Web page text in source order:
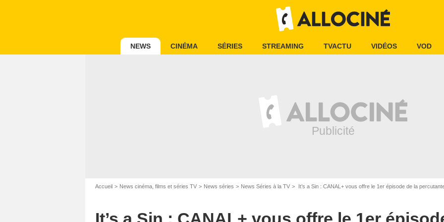
NEWS CINÉMA SÉRIES STREAMING TVACTU VIDÉOS VOD
Accueil News cinéma, films et séries TV News séries News Séries à la TV It’s a Sin : CANAL+ vous offre le 1er épisode de la